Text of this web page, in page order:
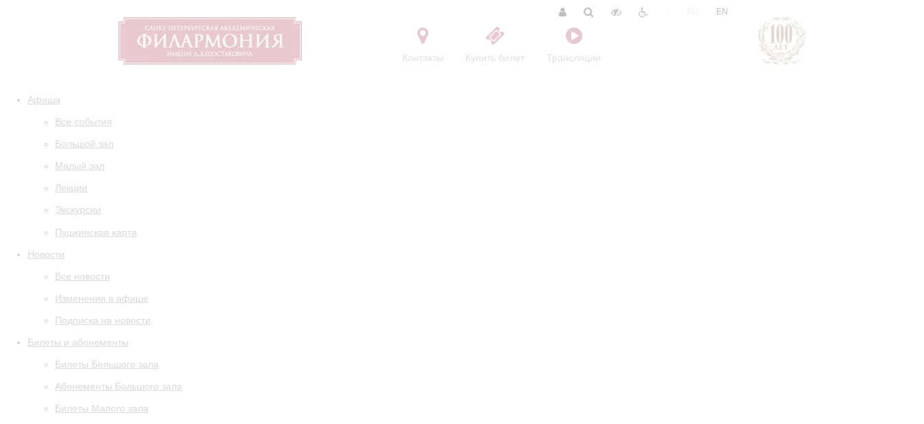
Контакты Купить билет Трансляции
EN
Афиша
Все события
Большой зал
Малый зал
Лекции
Экскурсии
Пушкинская карта
Новости
Все новости
Изменения в афише
Подписка на новости
Билеты и абонементы
Билеты Большого зала
Абонементы Большого зала
Билеты Малого зала